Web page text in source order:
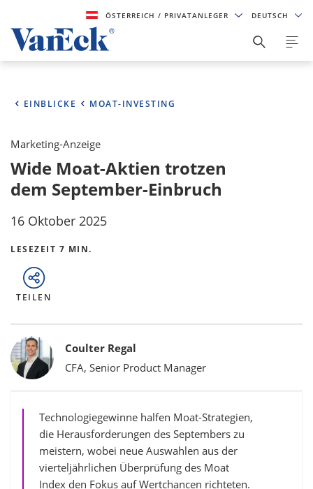
ÖSTERREICH/ PRIVATANLEGER DEUTSCH
EINBLICKE MOAT-INVESTING
Marketing-Anzeige
Wide Moat-Aktien trotzen
dem September-Einbruch
16 Oktober 2025
LESEZEIT 7 MIN.
TEILEN
Bylines
Coulter Regal
CFA, Senior Product Manager
Technologiegewinne halfen Moat-Strategien,
die Herausforderungen des Septembers zu
meistern, wobei neue Auswahlen aus der
vierteljährlichen Überprüfung des Moat
Index den Fokus auf Wertchancen richteten.